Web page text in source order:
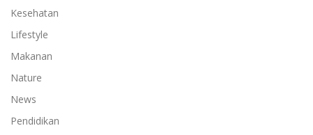
Kesehatan
Lifestyle
Makanan
Nature
News
Pendidikan